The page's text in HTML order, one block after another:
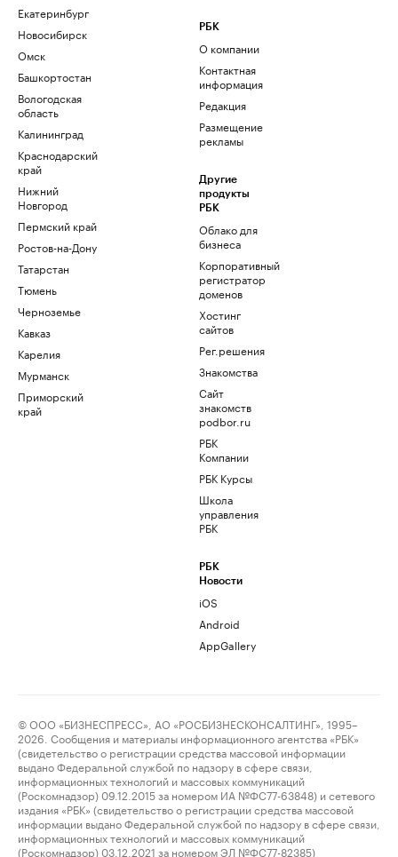
Екатеринбург
Новосибирск
Омск
Башкортостан
Вологодская
область
Калининград
Краснодарский
край
Нижний
Новгород
Пермский край
Ростов-на-Дону
Татарстан
Тюмень
Черноземье
Кавказ
Карелия
Мурманск
Приморский
край
РБК
О компании
Контактная
информация
Редакция
Размещение
рекламы
Другие
продукты
РБК
Облако для
бизнеса
Корпоративный
регистратор
доменов
Хостинг
сайтов
Рег.решения
Знакомства
Сайт
знакомств
podbor.ru
РБК
Компании
РБК Курсы
Школа
управления
РБК
РБК
Новости
iOS
Android
AppGallery
© ООО «БИЗНЕСПРЕСС», АО «РОСБИЗНЕСКОНСАЛТИНГ», 1995–
2026. Сообщения и материалы информационного агентства «РБК»
(свидетельство о регистрации средства массовой информации
выдано Федеральной службой по надзору в сфере связи,
информационных технологий и массовых коммуникаций
(Роскомнадзор) 09.12.2015 за номером ИА №ФС77-63848) и сетевого
издания «РБК» (свидетельство о регистрации средства массовой
информации выдано Федеральной службой по надзору в сфере связи,
информационных технологий и массовых коммуникаций
(Роскомнадзор) 03.12.2021 за номером ЭЛ №ФС77-82385)